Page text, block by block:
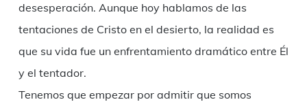
desesperación. Aunque hoy hablamos de las
tentaciones de Cristo en el desierto, la realidad es
que su vida fue un enfrentamiento dramático entre Él
y el tentador.
Tenemos que empezar por admitir que somos